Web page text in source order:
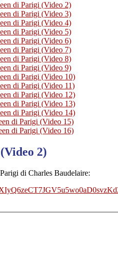
di Parigi (Video 2)
di Parigi (Video 3)
di Parigi (Video 4)
di Parigi (Video 5)
di Parigi (Video 6)
di Parigi (Video 7)
di Parigi (Video 8)
di Parigi (Video 9)
di Parigi (Video 10)
di Parigi (Video 11)
di Parigi (Video 12)
di Parigi (Video 13)
di Parigi (Video 14)
di Parigi (Video 15)
di Parigi (Video 16)
2)
di Charles Baudelaire: